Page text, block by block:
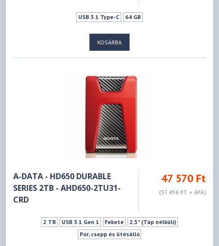
USB 3.1 Type-C 64 GB
KOSÁRBA
A-DATA - HD650 DURABLE
SERIES 2TB - AHD650-2TU31-
CRD
47 570 Ft
(37 456 FT + ÁFA)
2 TB USB 3.1 Gen 1 Fekete
2,5" (Táp nélküli)
Por, csepp és ütésálló